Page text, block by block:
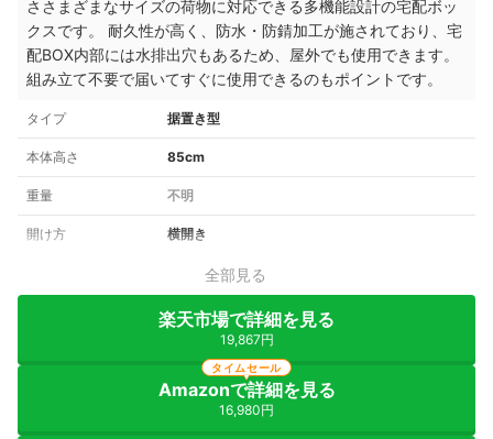
ささまざまなサイズの荷物に対応できる多機能設計の宅配ボッ
クスです。 耐久性が高く、防水・防錆加工が施されており、宅
配BOX内部には水排出穴もあるため、屋外でも使用できます。
組み立て不要で届いてすぐに使用できるのもポイントです。
タイプ 据置き型
本体高さ 85cm
重量 不明
開け方 横開き
全部見る
楽天市場で詳細を見る
19,867円
Amazonで詳細を見る
16,980円
タイムセール